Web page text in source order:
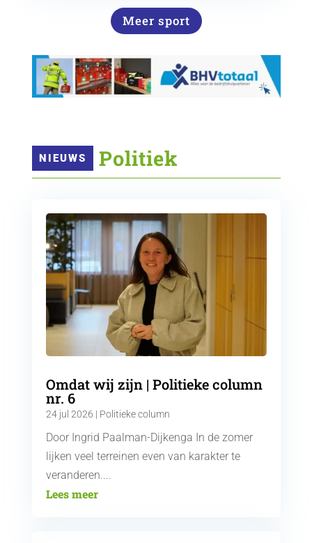
Meer sport
NIEUWS Politiek
Omdat wij zijn | Politieke column
nr. 6
24 jul 2026 | Politieke column
Door Ingrid Paalman-Dijkenga In de zomer
lijken veel terreinen even van karakter te
veranderen....
Lees meer